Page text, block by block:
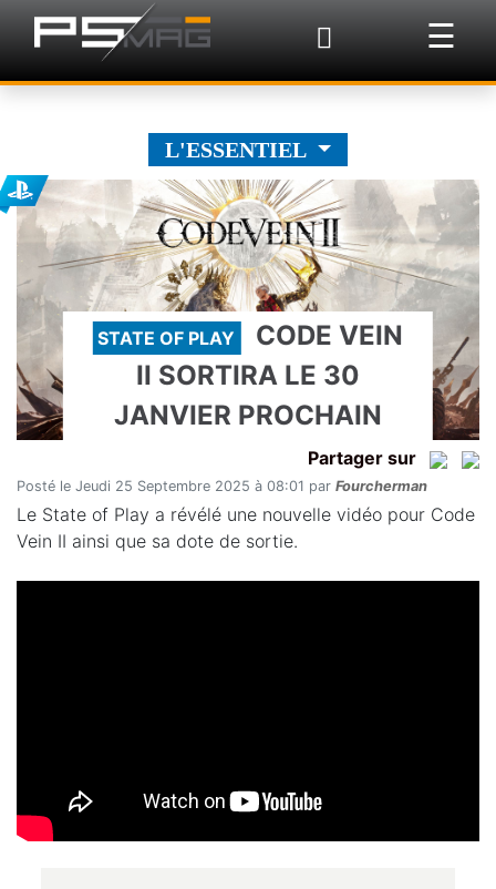
☰
×
L'ESSENTIEL
STATE OF PLAY
CODE VEIN
II SORTIRA LE 30
JANVIER PROCHAIN
Partager sur
Posté le Jeudi 25 Septembre 2025 à 08:01 par Fourcherman
Le State of Play a révélé une nouvelle vidéo pour Code
Vein II ainsi que sa dote de sortie.